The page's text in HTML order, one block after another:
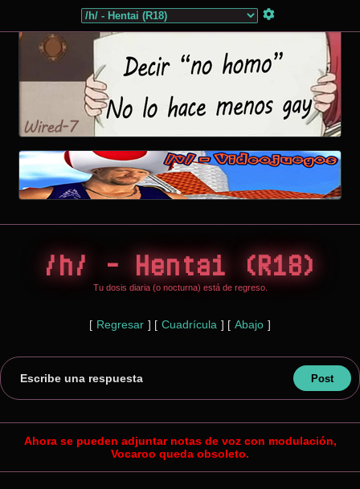
/h/ - Hentai (R18)
Tu dosis diaria (o nocturna) está de regreso.
[ Regresar ] [ Cuadrícula ] [ Abajo ]
Escribe una respuesta
Ahora se pueden adjuntar notas de voz con modulación,
Vocaroo queda obsoleto.